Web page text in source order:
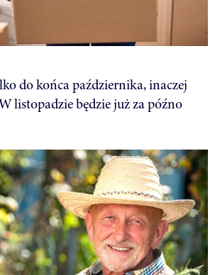
do końca października, inaczej
listopadzie będzie już za późno